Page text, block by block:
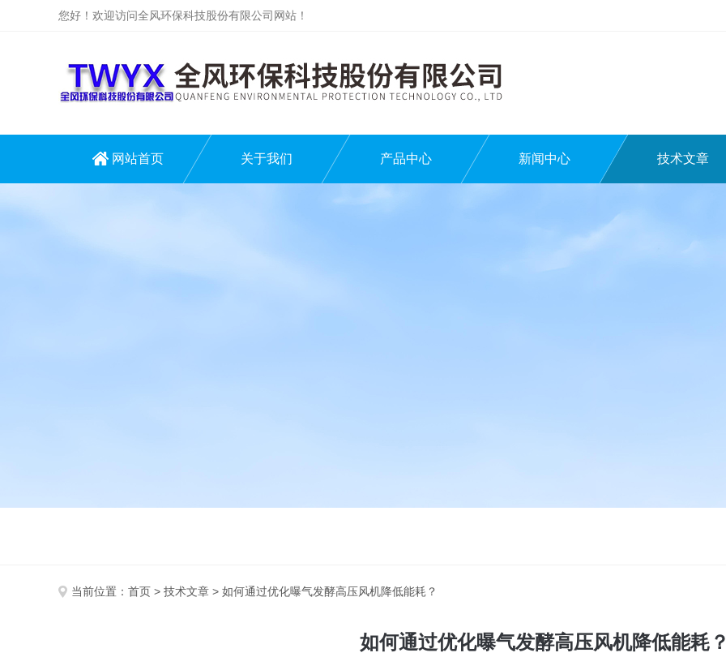
您好！欢迎访问全风环保科技股份有限公司网站！
网站首页 关于我们 产品中心 新闻中心 技术文章
当前位置： 首页 > 技术文章 > 如何通过优化曝气发酵高压风机降低能耗？
如何通过优化曝气发酵高压风机降低能耗